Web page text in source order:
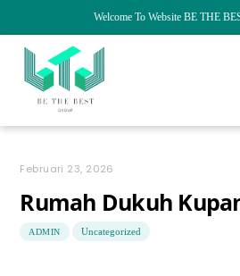
Welcome To Website BE THE
content
Februari 23, 2026
Rumah Dukuh
ADMIN Uncategorized